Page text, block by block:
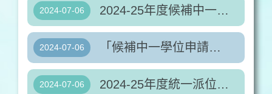
2024-07-06 2024-25年度候補中一學位申請須知
2024-07-06 「候補中一學位申請表」
2024-07-06 2024-25年度統一派位註冊安排